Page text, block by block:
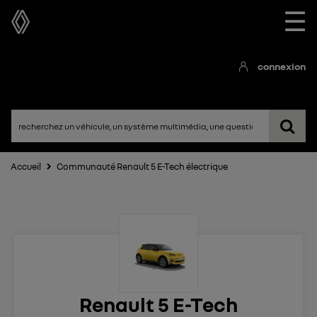
☰
connexion
Accueil Communauté Renault 5 E-Tech électrique
Renault 5 E-Tech